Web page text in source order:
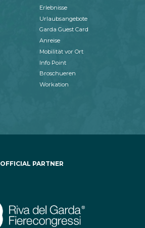
Erlebnisse
Urlaubsangebote
Garda Guest Card
Anreise
Mobilität vor Ort
Info Point
Broschueren
Workation
OFFICIAL PARTNER